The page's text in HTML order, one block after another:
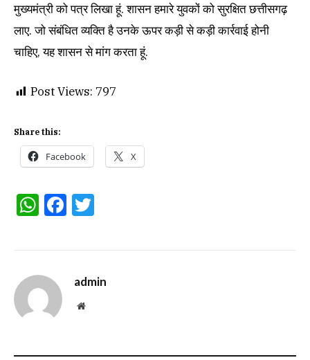
मुख्यमंत्री को पत्र लिखा हूं. शासन हमारे युवकों को सुरक्षित छत्तीसगढ़
लाए. जो संबंधित व्यक्ति है उनके ऊपर कड़ी से कड़ी कार्रवाई होनी
चाहिए, यह शासन से मांग करता हूं.
Post Views: 797
Share this:
Facebook X
WhatsApp
Facebook
admin
Website